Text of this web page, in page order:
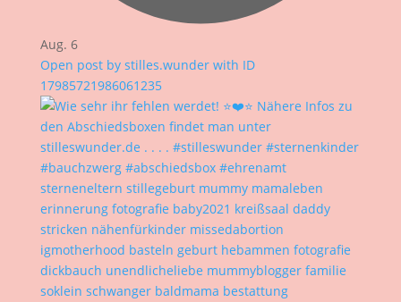
Aug. 6
Open post by stilles.wunder with ID
17985721986061235